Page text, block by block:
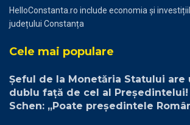
HelloConstanta.ro include economia și
județului Constanța
Cele mai populare
Șeful de la Monetăria Statului are
dublu față de cel al Președintelui!
Schen: „Poate președintele